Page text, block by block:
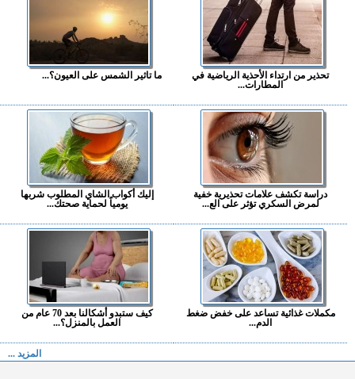
تحذير من ارتداء الأحذية الرياضية في
المطارات...
ما تاثير الشمس على العيون؟...
دراسة تكشف علامات تحذيرية خفية
لمرض السكري تؤثر على الع...
إليك أكواب الشاي المطلوب شربها
يومياً لحماية صحتك...
مكملات غذائية تساعد على خفض ضغط
الدم...
كيف ستبدو أشكالنا بعد 70 عام من
العمل بالمنزل؟...
المزيد ...